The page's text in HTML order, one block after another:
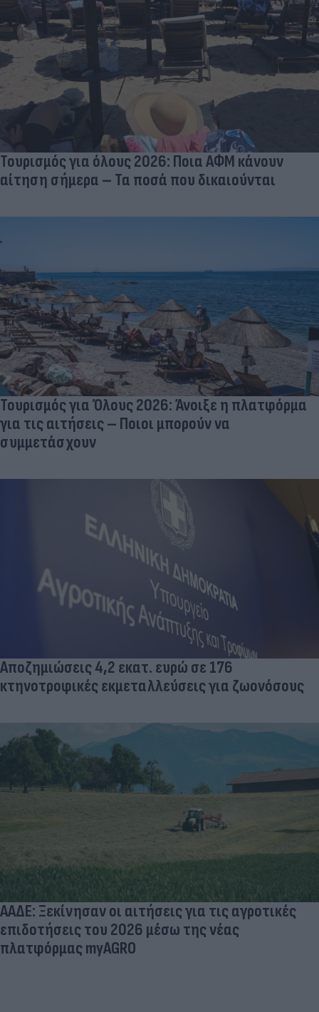
Τουρισμός για όλους 2026: Ποια ΑΦΜ κάνουν
αίτηση σήμερα – Τα ποσά που δικαιούνται
Τουρισμός για Όλους 2026: Άνοιξε η πλατφόρμα
για τις αιτήσεις – Ποιοι μπορούν να
συμμετάσχουν
Αποζημιώσεις 4,2 εκατ. ευρώ σε 176
κτηνοτροφικές εκμεταλλεύσεις για ζωονόσους
ΑΑΔΕ: Ξεκίνησαν οι αιτήσεις για τις αγροτικές
επιδοτήσεις του 2026 μέσω της νέας
πλατφόρμας myAGRO